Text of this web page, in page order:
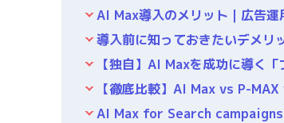
AI Max導入のメリット｜広告
導入前に知っておきたいデメリ
【独自】AI Maxを成功に導く
【徹底比較】AI Max vs P-
AI Max for Search campaigns